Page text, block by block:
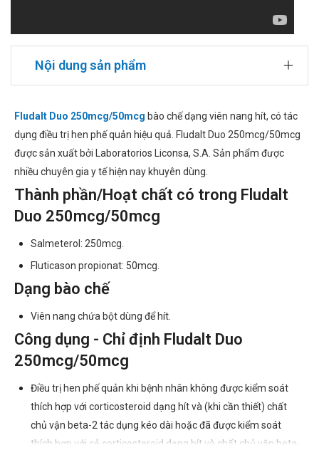
Nội dung sản phẩm
Fludalt Duo 250mcg/50mcg bào chế dạng viên nang hít, có tác
dụng điều trị hen phế quản hiệu quả. Fludalt Duo 250mcg/50mcg
được sản xuất bởi Laboratorios Liconsa, S.A. Sản phẩm được
nhiều chuyên gia y tế hiện nay khuyên dùng.
Thành phần/Hoạt chất có trong Fludalt
Duo 250mcg/50mcg
Salmeterol: 250mcg.
Fluticason propionat: 50mcg.
Dạng bào chế
Viên nang chứa bột dùng để hít.
Công dụng - Chỉ định Fludalt Duo
250mcg/50mcg
Điều trị hen phế quản khi bệnh nhân không được kiểm soát
thích hợp với corticosteroid dạng hít và (khi cần thiết) chất
chủ vận beta-2 tác dụng kéo dài hoặc đã được kiểm soát
thích hợp với cả corticosteroid dạng hít và chất chủ vận beta-